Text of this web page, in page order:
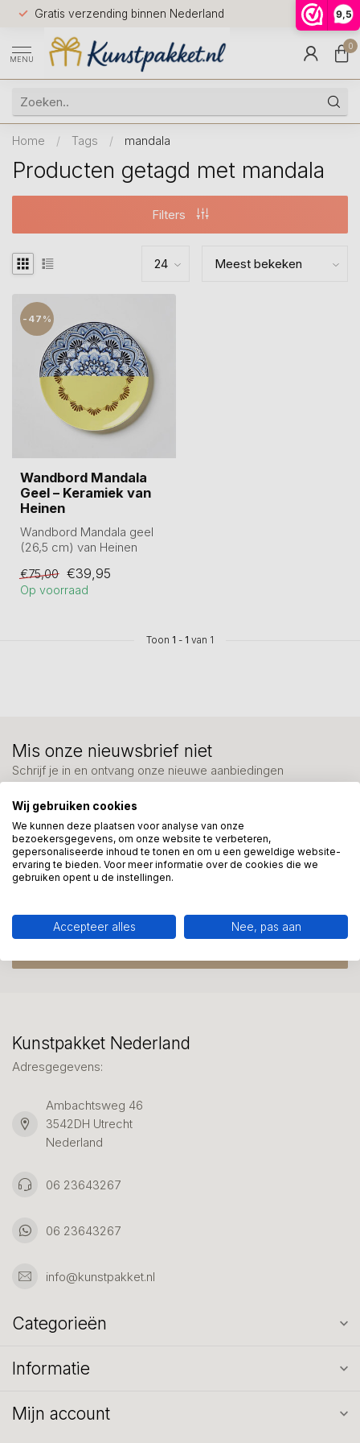
9,5
Gratis verzending binnen Nederland
Voor
huis
9.5
MENU
0
Home / Tags / mandala
Producten getagd met mandala
Filters
-47%
Wandbord Mandala
Geel – Keramiek van
Heinen
Wandbord Mandala geel
(26,5 cm) van Heinen
mandala-vormen ...
€75,00 €39,95
Op voorraad
Toon 1 - 1 van 1
Meer informatie?
Mis onze nieuwsbrief niet
Schrijf je in en ontvang onze nieuwe aanbiedingen
Kunstpakket Nederland
Adresgegevens:
Ambachtsweg 46
3542DH Utrecht
Nederland
06 23643267
06 23643267
info@kunstpakket.nl
Categorieën
Informatie
Mijn account
Wij gebruiken cookies
We kunnen deze plaatsen voor analyse van onze
bezoekersgegevens, om onze website te verbeteren,
gepersonaliseerde inhoud te tonen en om u een geweldige website-
ervaring te bieden. Voor meer informatie over de cookies die we
gebruiken opent u de instellingen.
Accepteer alles Nee, pas aan